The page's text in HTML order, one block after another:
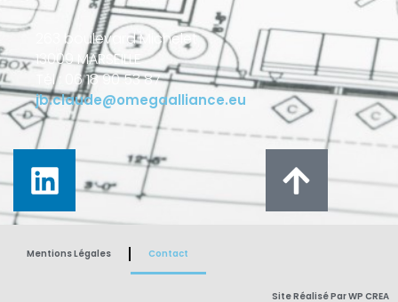
263 boulevard Michelet
13009 MARSEILLE
Tél : 06 18 90 53 87
jb.claude@omegaalliance.eu
Mentions Légales Contact
Site Réalisé Par WP CREA